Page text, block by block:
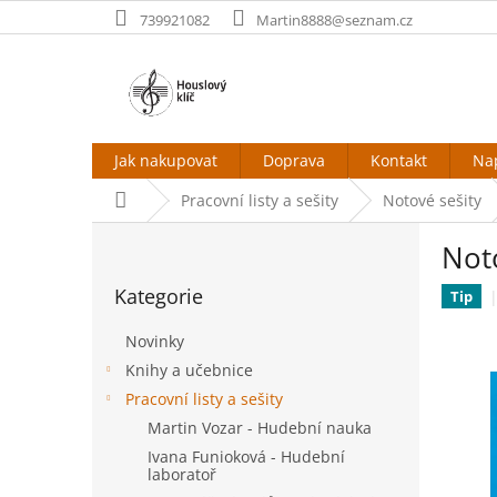
na
739921082 Martin8888@seznam.cz
Jak nakupovat Doprava Kontakt
Domů Pracovní listy a sešity Notové sešity
kategorie
Kategorie
Novinky
Knihy a učebnice
Pracovní listy a sešity
Martin Vozar - Hudební nauka
Ivana Funioková - Hudební
laboratoř
Tip